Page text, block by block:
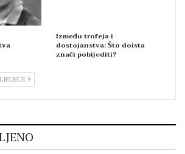
Između trofeja i
dostojanstva: Što doista
znači pobijediti?